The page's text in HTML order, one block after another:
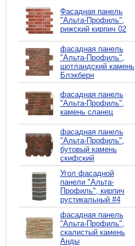
Фасадная панель
"Альта-Профиль",
рижский кирпич 02
фасадная панель
"Альта-Профиль",
шотландский камень
Блэкберн
фасадная панель
"Альта-Профиль",
камень сланец
фасадная панель
"Альта-Профиль",
бутовый камень
скифский
Угол фасадной
панели "Альта-
Профиль", кирпич
рустикальный #4
фасадная панель
"Альта-Профиль",
скалистый камень
Анды